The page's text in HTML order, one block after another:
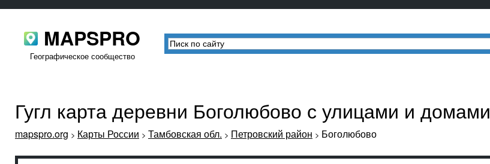
MAPSPRO
Географическое сообщество
Гугл карта деревни Боголюбово с улицами и домами
mapspro.org > Карты России > Тамбовская обл. > Петровский район > Боголюбово